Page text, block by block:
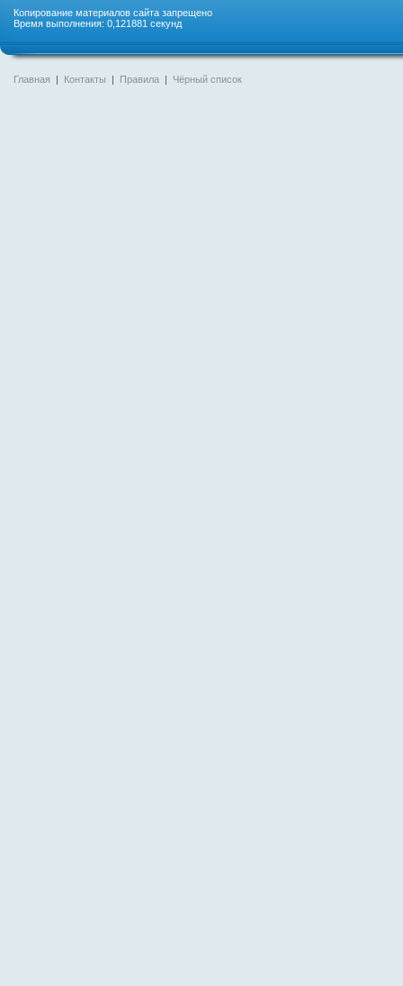
Копирование материалов сайта запрещено
Время выполнения: 0,121881 секунд
Главная | Контакты | Правила | Чёрный список